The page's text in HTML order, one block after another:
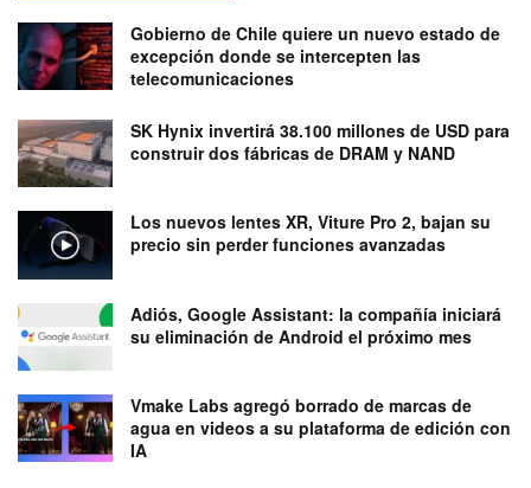
Gobierno de Chile quiere un nuevo estado de
excepción donde se intercepten las
telecomunicaciones
SK Hynix invertirá 38.100 millones de USD para
construir dos fábricas de DRAM y NAND
Los nuevos lentes XR, Viture Pro 2, bajan su
precio sin perder funciones avanzadas
Adiós, Google Assistant: la compañía iniciará
su eliminación de Android el próximo mes
Vmake Labs agregó borrado de marcas de
agua en videos a su plataforma de edición con
IA